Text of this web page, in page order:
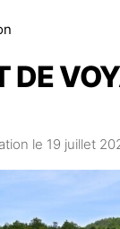
DE
19 juillet